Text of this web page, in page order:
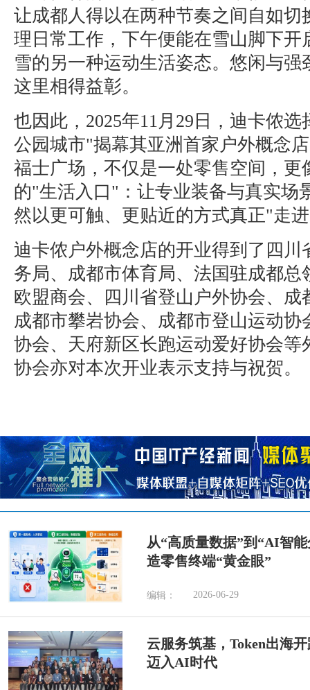
让成都人得以在两种节奏之间自如切
理日常工作，下午便能在雪山脚下开
雪的另一种运动生活姿态。悠闲与强
这里相得益彰。
也因此，2025年11月29日，迪卡侬
公园城市"揭幕其亚洲首家户外概念
福士广场，不仅是一处零售空间，更
的"生活入口"：让专业装备与真实场
然以更可触、更贴近的方式真正"走
迪卡侬户外概念店的开业得到了四川
务局、成都市体育局、法国驻成都总
欧盟商会、四川省登山户外协会、成
成都市攀岩协会、成都市登山运动协
协会、天府新区长跑运动爱好协会等
协会亦对本次开业表示支持与祝贺。
从“高质量数据”到“AI智
造零售终端“黄金眼”
编辑： 2026-06-29
云服务筑基，Token出海
迈入AI时代